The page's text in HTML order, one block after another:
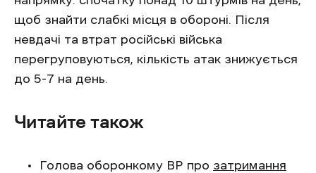
щоб знайти слабкі місця в обороні. Після
невдачі та втрат російські війська
перегруповуються, кількість атак знижується
до 5-7 на день.
Читайте також
Голова оборонкому ВР про затримання